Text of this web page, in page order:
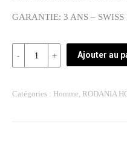
GARANTIE: 3 ANS –
Quantité
REF:
Ajouter au
Catégories : Homme, RODANIA